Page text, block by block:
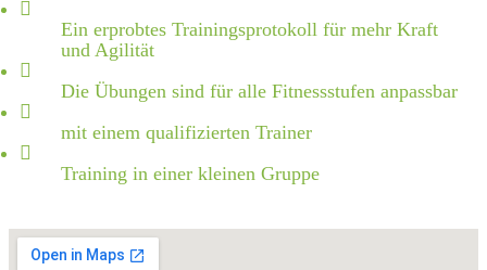
Ein erprobtes Trainingsprotokoll für mehr Kraft
und Agilität
Die Übungen sind für alle Fitnessstufen anpassbar
mit einem qualifizierten Trainer
Training in einer kleinen Gruppe